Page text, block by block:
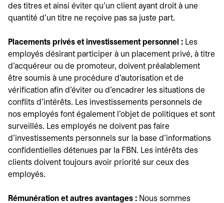
des titres et ainsi éviter qu'un client ayant droit à une
quantité d'un titre ne reçoive pas sa juste part.
Placements privés et investissement personnel : Les
employés désirant participer à un placement privé, à titre
d'acquéreur ou de promoteur, doivent préalablement
être soumis à une procédure d'autorisation et de
vérification afin d'éviter ou d'encadrer les situations de
conflits d'intérêts. Les investissements personnels de
nos employés font également l'objet de politiques et sont
surveillés. Les employés ne doivent pas faire
d'investissements personnels sur la base d'informations
confidentielles détenues par la FBN. Les intérêts des
clients doivent toujours avoir priorité sur ceux des
employés.
Rémunération et autres avantages : Nous sommes